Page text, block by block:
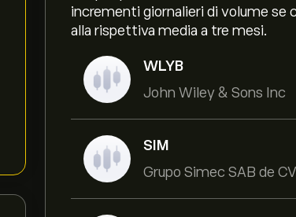
incrementi giornalieri di volume se
alla rispettiva media a tre mesi.
WLYB
John Wiley & Sons Inc
SIM
Grupo Simec SAB de CV